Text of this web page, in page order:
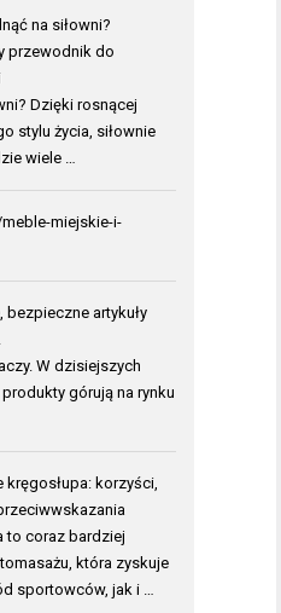
na siłowni?
przewodnik do
Dzięki rosnącej
stylu życia, siłownie
wiele …
miejskie-i-
bezpieczne artykuły
W dzisiejszych
górują na rynku
kręgosłupa: korzyści,
to coraz bardziej
która zyskuje
sportowców, jak i …